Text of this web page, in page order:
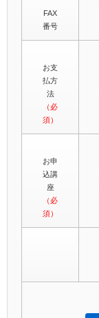
FAX
番号
お支
払方
法
（必
須）
お申
込講
座
（必
須）